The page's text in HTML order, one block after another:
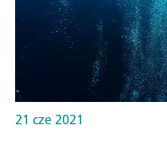
21 cze 2021